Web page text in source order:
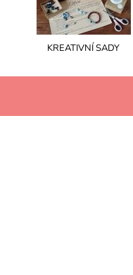
KREATIVNÍ SADY